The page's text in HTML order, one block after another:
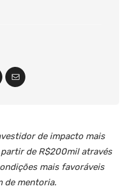
de impacto mais
de R$200mil através
mais favoráveis
de mentoria.